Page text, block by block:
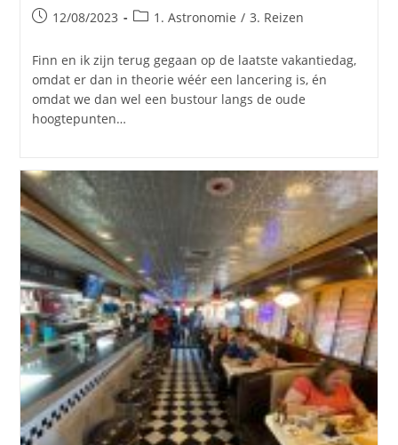
Bericht
op:
12/08/2023 Berichtcategorie:
1. Astronomie / 3. Reizen
Finn en ik zijn terug gegaan op de laatste vakantiedag,
omdat er dan in theorie wéér een lancering is, én
omdat we dan wel een bustour langs de oude
hoogtepunten…